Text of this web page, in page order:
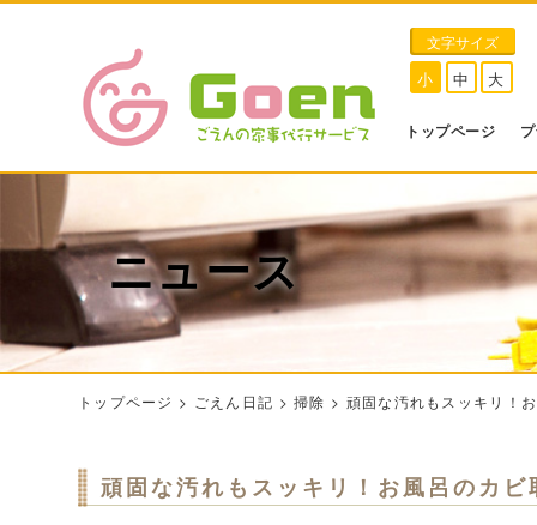
文字サイズ
小 中 大
トップページ
ニュース
トップページ > ごえん日記 >掃除 > 頑固な汚れもスッキリ！
頑固な汚れもスッキリ！お風呂のカ